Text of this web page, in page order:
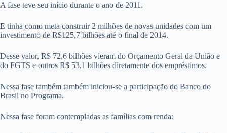
A fase teve seu início durante o ano de 2011.
E tinha como meta construir 2 milhões de novas unidades com um
investimento de R$125,7 bilhões até o final de 2014.
Desse valor, R$ 72,6 bilhões vieram do Orçamento Geral da União e
do FGTS e outros R$ 53,1 bilhões diretamente dos empréstimos.
Nessa fase também também iniciou-se a participação do Banco do
Brasil no Programa.
Nessa fase foram contempladas as famílias com renda: